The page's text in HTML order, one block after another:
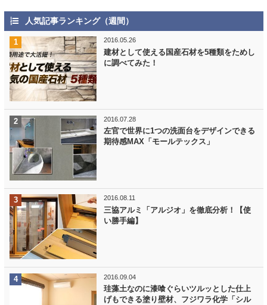
人気記事ランキング（週間）
2016.05.26
建材として使える国産石材を5種類をためし
に調べてみた！
2016.07.28
左官で世界に1つの洗面台をデザインできる
期待感MAX「モールテックス」
2016.08.11
三協アルミ「アルジオ」を徹底分析！【使
い勝手編】
2016.09.04
珪藻土なのに漆喰ぐらいツルッとした仕上
げもできる塗り壁材、フジワラ化学「シル